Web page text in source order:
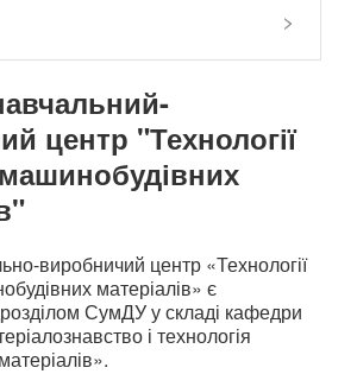
центр "Технології
виробничий центр «Технології
матеріалів» є
СумДУ у складі кафедри
і технологія